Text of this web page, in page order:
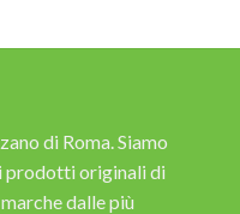
di Roma. Siamo
prodotti originali di
dalle più